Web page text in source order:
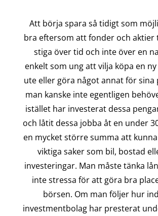
Att börja spara så tidigt som
bra eftersom att fonder och
stiga över tid och inte över en
enkelt som ung att vilja köpa en
ute eller göra något annat för sina
man kanske inte egentligen
istället har investerat dessa
och låtit dessa jobba åt en under
en mycket större summa att
viktiga saker som bil, bostad
investeringar. Man måste tänka
inte stressa för att göra bra
börsen. Om man följer hur
investmentbolag har presterat